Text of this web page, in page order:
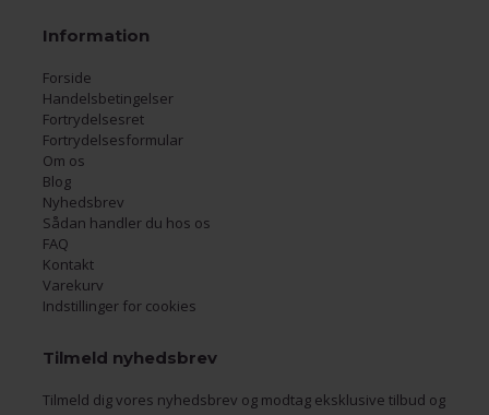
Information
Forside
Handelsbetingelser
Fortrydelsesret
Fortrydelsesformular
Om os
Blog
Nyhedsbrev
Sådan handler du hos os
FAQ
Kontakt
Varekurv
Indstillinger for cookies
Tilmeld nyhedsbrev
Tilmeld dig vores nyhedsbrev og modtag eksklusive tilbud og